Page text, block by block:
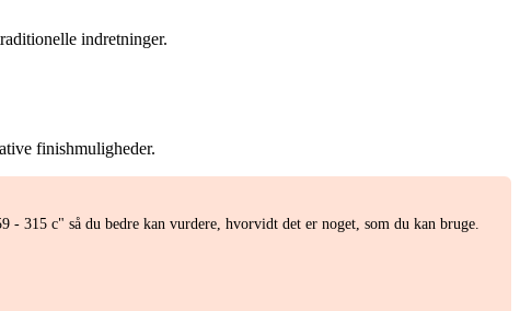
indretninger.
finishmuligheder.
315 c" så du bedre kan vurdere, hvorvidt det er noget, som du kan bruge.